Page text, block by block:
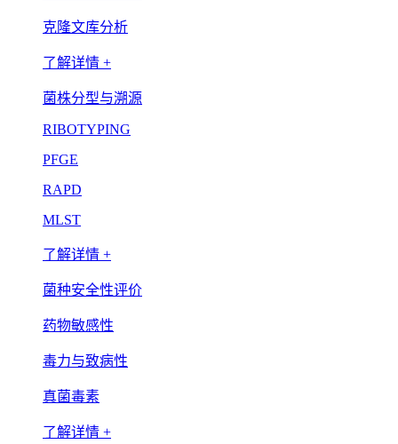
克隆文库分析
了解详情 +
菌株分型与溯源
RIBOTYPING
PFGE
RAPD
MLST
了解详情 +
菌种安全性评价
药物敏感性
毒力与致病性
真菌毒素
了解详情 +